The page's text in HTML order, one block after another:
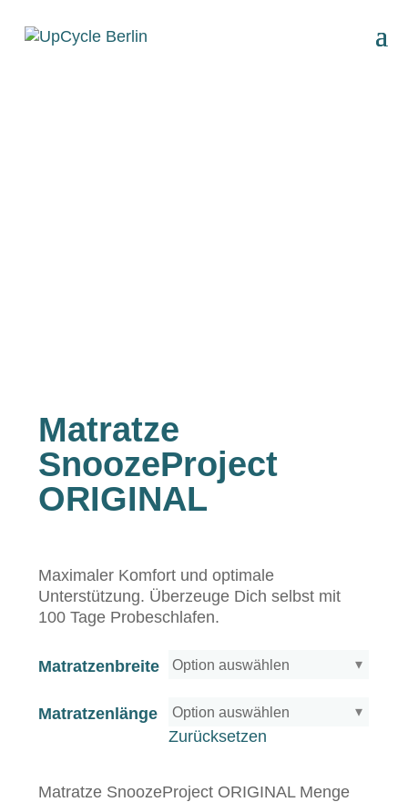
Matratze
SnoozeProject
ORIGINAL
Maximaler Komfort und optimale
Unterstützung. Überzeuge Dich selbst mit
100 Tage Probeschlafen.
Matratzenbreite
Matratzenlänge
Zurücksetzen
Matratze SnoozeProject ORIGINAL Menge